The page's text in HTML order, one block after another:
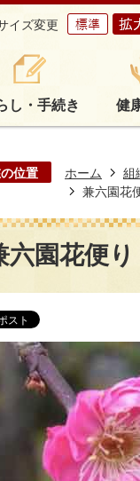
イズ変更
し・手続き 健
位置 ホーム 組
兼六園花
六園花便